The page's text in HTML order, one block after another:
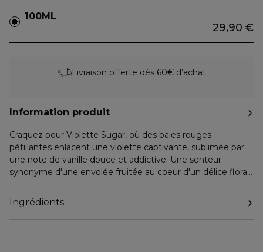
100ML
29,90 €
Livraison offerte dès 60€ d’achat
Information produit
Craquez pour Violette Sugar, où des baies rouges
pétillantes enlacent une violette captivante, sublimée par
une note de vanille douce et addictive. Une senteur
synonyme d'une envolée fruitée au coeur d'un délice floral.
les cheveux a été conçue pour une application généreuse,
créant un nuage de parfum léger et joyeux, à savourer et à
Ingrédients